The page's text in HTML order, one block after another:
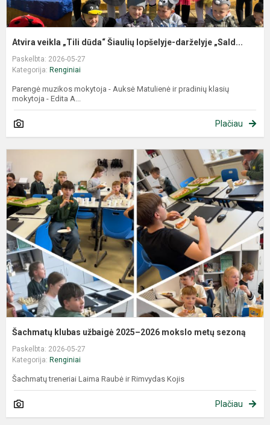
Atvira veikla „Tili dūda“ Šiaulių lopšelyje-darželyje „Sald...
Paskelbta: 2026-05-27
Kategorija: Renginiai
Parengė muzikos mokytoja - Auksė Matulienė ir pradinių klasių
mokytoja - Edita A...
Plačiau
Šachmatų klubas užbaigė 2025–2026 mokslo metų sezoną
Paskelbta: 2026-05-27
Kategorija: Renginiai
Šachmatų treneriai Laima Raubė ir Rimvydas Kojis
Plačiau